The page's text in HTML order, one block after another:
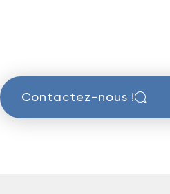
Contactez-nous !